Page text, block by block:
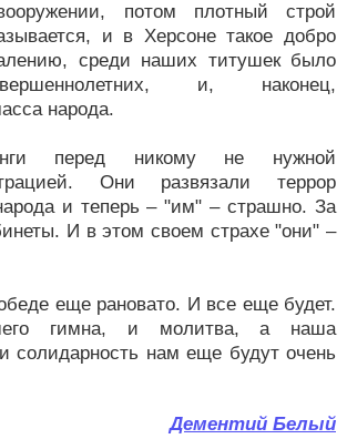
потом плотный строй
и в Херсоне такое добро
среди наших титушек было
и, наконец,
народа.
перед никому не нужной
Они развязали террор
и теперь – "им" – страшно. За
И в этом своем страхе "они" –
еще рановато. И все еще будет.
гимна, и молитва, а наша
солидарность нам еще будут очень
Дементий Белый